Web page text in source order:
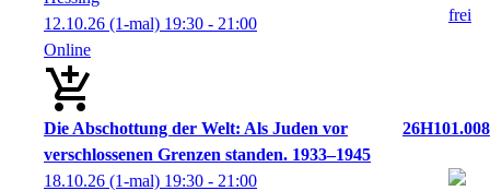
12.10.26 (1-mal) 19:30 - 21:00
Online
Die Abschottung der Welt: Als Juden vor
verschlossenen Grenzen standen. 1933–1945
26H101.008
18.10.26 (1-mal) 19:30 - 21:00